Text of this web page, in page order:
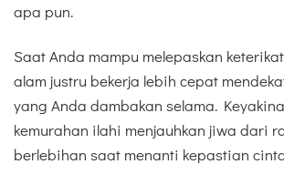
apa pun.
Saat Anda mampu melepaskan
alam justru bekerja lebih cepat
yang Anda dambakan selama.
kemurahan ilahi menjauhkan jiwa dari
berlebihan saat menanti kepastian